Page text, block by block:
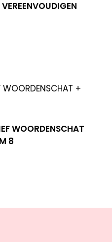
WOORDENSCHAT
8